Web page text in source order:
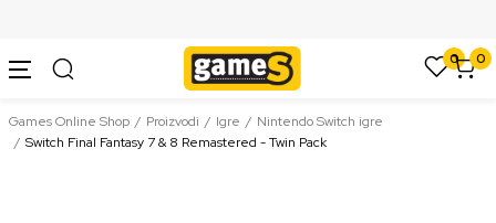
0 0
Games Online Shop Proizvodi Igre
Nintendo Switch igre
Switch Final Fantasy 7 & 8 Remastered - Twin Pack